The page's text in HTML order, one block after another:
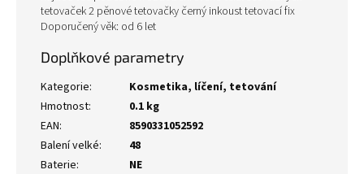
tetovaček 2 pěnové tetovačky černý inkoust tetovací fix
Doporučený věk: od 6 let
Doplňkové parametry
Kategorie:
Kosmetika, líčení, tetování
Hmotnost:
0.1 kg
EAN:
8590331052592
Balení velké:
48
Baterie: NE